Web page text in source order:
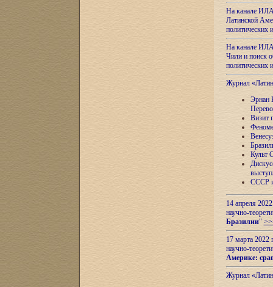
На канале
Латинской
На канале
Чили и поиск
Журнал
Эрнан
Визит
Культ
СССР и
14 апреля
научно-
Бразилии"
17 марта 2022
научно-
Америке:
Журнал